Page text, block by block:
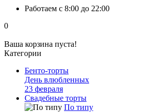
Работаем с 8:00 до 22:00
0
Ваша корзина пуста!
Категории
Бенто-торты
День влюбленных
23 февраля
Свадебные торты
По типу